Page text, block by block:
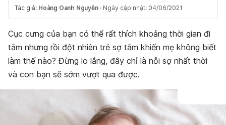
Tác giả: Hoàng Oanh Nguyễn · Ngày cập nhật: 04/06/2021
Cục cưng của bạn có thể rất thích khoảng thời gian đi
tắm nhưng rồi đột nhiên trẻ sợ tắm khiến mẹ không biết
làm thế nào? Đừng lo lắng, đây chỉ là nỗi sợ nhất thời
và con bạn sẽ sớm vượt qua được.